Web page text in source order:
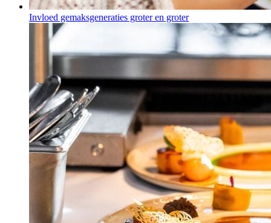
Invloed gemaksgeneraties groter en groter